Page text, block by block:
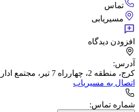
تماس
مسیریابی
افزودن دیدگاه
آدرس:
کرج، منطقه 2، چهارراه 7 تیر، مجتمع اداری کیش، طبقه سوم شمالی، واحد 402
اتصال به مسیریاب
شماره تماس: